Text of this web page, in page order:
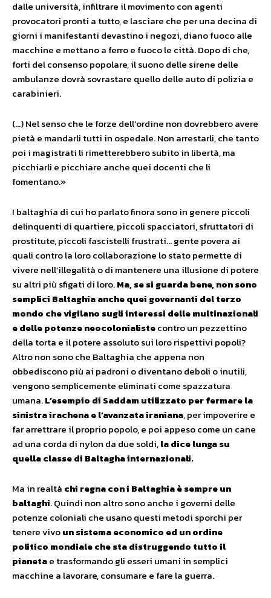
dalle università, infiltrare il movimento con agenti
provocatori pronti a tutto, e lasciare che per una decina di
giorni i manifestanti devastino i negozi, diano fuoco alle
macchine e mettano a ferro e fuoco le città. Dopo di che,
forti del consenso popolare, il suono delle sirene delle
ambulanze dovrà sovrastare quello delle auto di polizia e
carabinieri.
(…) Nel senso che le forze dell’ordine non dovrebbero avere
pietà e mandarli tutti in ospedale. Non arrestarli, che tanto
poi i magistrati li rimetterebbero subito in libertà, ma
picchiarli e picchiare anche quei docenti che li
fomentano.»
I baltaghia di cui ho parlato finora sono in genere piccoli
delinquenti di quartiere, piccoli spacciatori, sfruttatori di
prostitute, piccoli fascistelli frustrati… gente povera ai
quali contro la loro collaborazione lo stato permette di
vivere nell’illegalità o di mantenere una illusione di potere
su altri più sfigati di loro.Ma, se si guarda bene, non sono
semplici Baltaghia anche quei governanti del terzo
mondo che vigilano sugli interessi delle multinazionali
e delle potenze neocolonialistecontro un pezzettino
della torta e il potere assoluto sui loro rispettivi popoli?
Altro non sono che Baltaghia che appena non
obbediscono più ai padroni o diventano deboli o inutili,
vengono semplicemente eliminati come spazzatura
umana.L’esempio di Saddam utilizzato per fermare la
sinistra irachena e l’avanzata iraniana, per impoverire e
far arrettrare il proprio popolo, e poi appeso come un cane
ad una corda di nylon da due soldi,la dice lunga su
quella classe di Baltagha internazionali.
Ma in realtà chi regna con i Baltaghia è sempre un
baltaghi. Quindi non altro sono anche i governi delle
potenze coloniali che usano questi metodi sporchi per
tenere vivoun sistema economico ed un ordine
politico mondiale che sta distruggendo tutto il
pianetae trasformando gli esseri umani in semplici
macchine a lavorare, consumare e fare la guerra.